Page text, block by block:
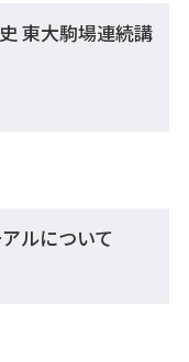
東大駒場連続講
ルについて